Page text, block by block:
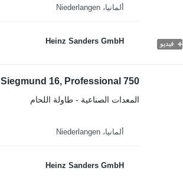
فيديو
ألمانيا، Niederlangen
Heinz Sanders GmbH
Siegmund 16, Professional 750
المعدات الصناعية - طاولة اللحام
ألمانيا، Niederlangen
Heinz Sanders GmbH